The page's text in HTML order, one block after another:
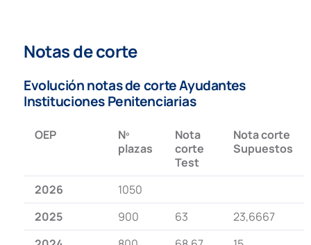
Notas de corte
Evolución notas de corte Ayudantes
Instituciones Penitenciarias
OEP
Nº
plazas
Nota
corte
Test
Nota corte
Supuestos
2026
1050
2025
900 63
23,6667